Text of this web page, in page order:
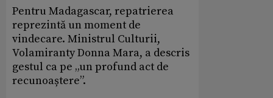
Pentru Madagascar, repatrierea
reprezintă un moment de
vindecare. Ministrul Culturii,
Volamiranty Donna Mara, a descris
gestul ca pe „un profund act de
recunoaștere”.